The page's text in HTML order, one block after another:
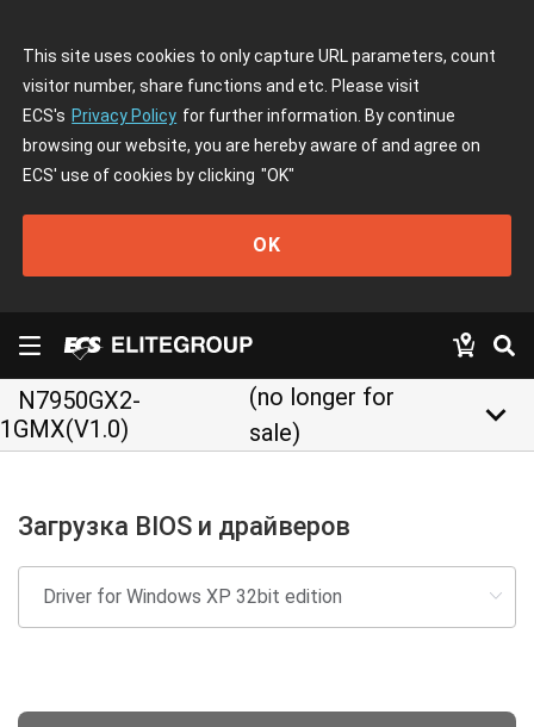
This site uses cookies to only capture URL parameters, count
visitor number, share functions and etc. Please visit
ECS's Privacy Policy for further information. By continue
browsing our website, you are hereby aware of and agree on
ECS' use of cookies by clicking "OK"
OK
N7950GX2-
1GMX(V1.0)
(no longer for
sale)
keyboard_arrow_down
Загрузка BIOS и драйверов